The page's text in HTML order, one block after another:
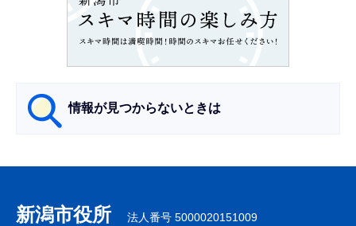
情報が見つからないときは
ナ
新潟市役所 法人番号 5000020151009